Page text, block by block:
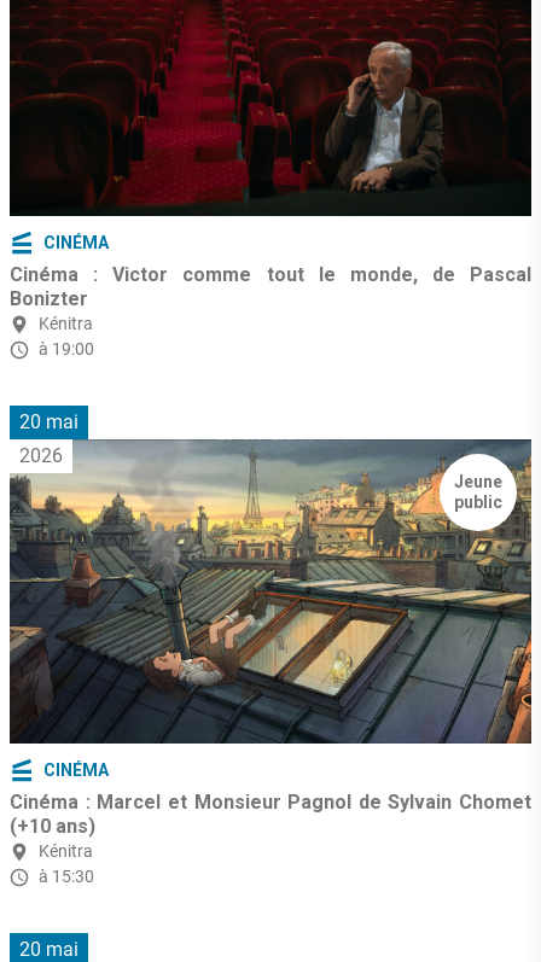
CINÉMA
Cinéma : Victor comme tout le monde, de Pascal
Bonizter
Kénitra
à 19:00
20 mai
2026
Jeune
public
CINÉMA
Cinéma : Marcel et Monsieur Pagnol de Sylvain Chomet
(+10 ans)
Kénitra
à 15:30
20 mai